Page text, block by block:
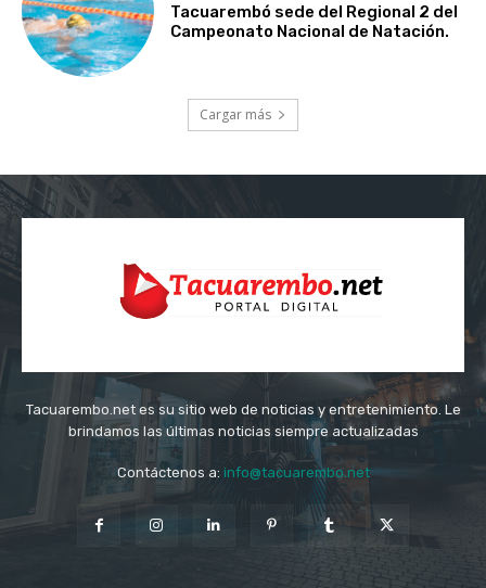
Tacuarembó sede del Regional 2 del
Campeonato Nacional de Natación.
Cargar más
Tacuarembo.net es su sitio web de noticias y entretenimiento. Le
brindamos las últimas noticias siempre actualizadas
Contáctenos a: info@tacuarembo.net